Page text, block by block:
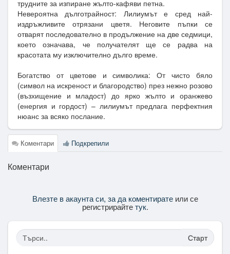
трудните за изпиране жълто-кафяви петна.
Невероятна дълготрайност: Лилиумът е сред най-
издръжливите отрязани цветя. Неговите пъпки се
отварят последователно в продължение на две седмици,
което означава, че получателят ще се радва на
красотата му изключително дълго време.
Богатство от цветове и символика: От чисто бяло
(символ на искреност и благородство) през нежно розово
(възхищение и младост) до ярко жълто и оранжево
(енергия и гордост) – лилиумът предлага перфектния
нюанс за всяко послание.
Коментари Подкрепили
Коментари
Влезте в акаунта си, за да коментиратеили се
регистрирайтетук.
Старт